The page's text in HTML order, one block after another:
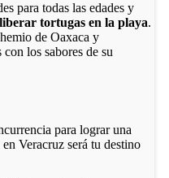
para todas las edades y
liberar tortugas en la playa.
de Oaxaca y
los sabores de su
para lograr una
Veracruz será tu destino